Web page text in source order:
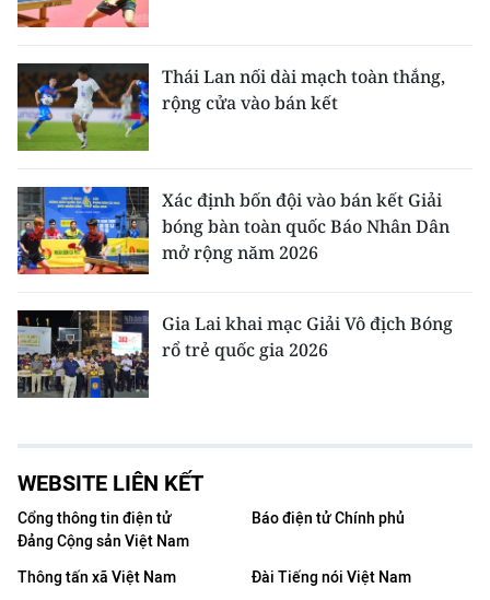
Thái Lan nối dài mạch toàn thắng,
rộng cửa vào bán kết
Xác định bốn đội vào bán kết Giải
bóng bàn toàn quốc Báo Nhân Dân
mở rộng năm 2026
Gia Lai khai mạc Giải Vô địch Bóng
rổ trẻ quốc gia 2026
WEBSITE LIÊN KẾT
Cổng thông tin điện tử
Đảng Cộng sản Việt Nam
Báo điện tử Chính phủ
Thông tấn xã Việt Nam
Đài Tiếng nói Việt Nam